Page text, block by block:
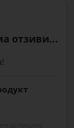
отзиви...